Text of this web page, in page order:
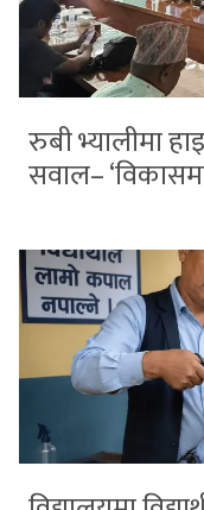
रुबी भ्यालीमा
सवाल–